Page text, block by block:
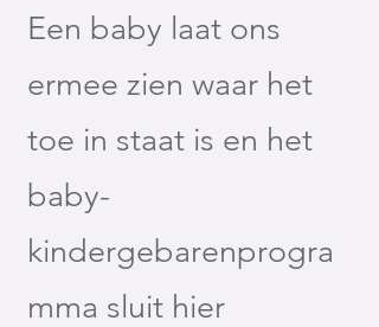
Een baby laat ons
ermee zien waar het
toe in staat is en het
baby-
kindergebarenprogra
mma sluit hier